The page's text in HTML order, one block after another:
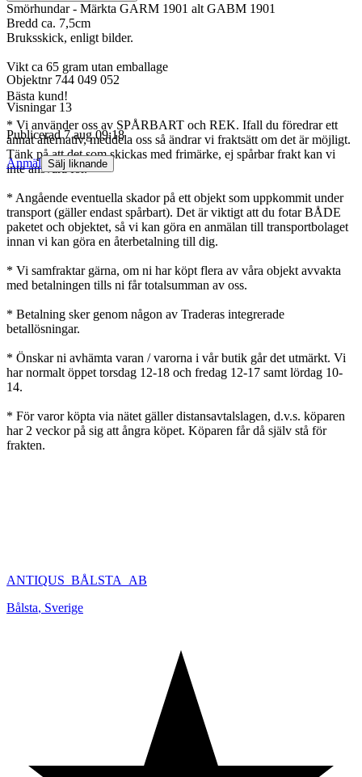
Smörhundar - Märkta GARM 1901 alt GABM 1901
Bredd ca. 7,5cm
Bruksskick, enligt bilder.
Vikt ca 65 gram utan emballage
Bästa kund!
* Vi använder oss av SPÅRBART och REK. Ifall du föredrar ett
annat alternativ, meddela oss så ändrar vi fraktsätt om det är möjligt.
Tänk på att det som skickas med frimärke, ej spårbar frakt kan vi
inte ansvara för.
* Angående eventuella skador på ett objekt som uppkommit under
transport (gäller endast spårbart). Det är viktigt att du fotar BÅDE
paketet och objektet, så vi kan göra en anmälan till transportbolaget
innan vi kan göra en återbetalning till dig.
* Vi samfraktar gärna, om ni har köpt flera av våra objekt avvakta
med betalningen tills ni får totalsumman av oss.
* Betalning sker genom någon av Traderas integrerade
betallösningar.
* Önskar ni avhämta varan / varorna i vår butik går det utmärkt. Vi
har normalt öppet torsdag 12-18 och fredag 12-17 samt lördag 10-
14.
* För varor köpta via nätet gäller distansavtalslagen, d.v.s. köparen
har 2 veckor på sig att ångra köpet. Köparen får då själv stå för
frakten.
Objektnr 744 049 052
Visningar 13
Publicerad 7 aug 09:18
Anmäl Sälj liknande
ANTIQUS_BÅLSTA_AB
Bålsta, Sverige